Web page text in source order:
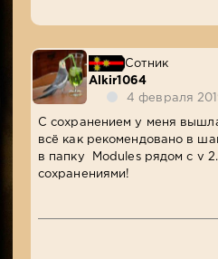
Сотник
Alkir1064
4 февраля
С сохранением у меня
всё как рекомендовано в
в папку Modules рядом с v
сохранениями!